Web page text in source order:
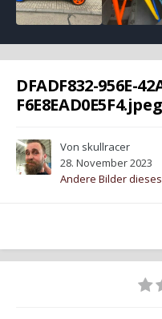
DFADF832-956E-
F6E8EAD0E5F4.jpeg
Von skullracer
28. November 2023
Andere Bilder